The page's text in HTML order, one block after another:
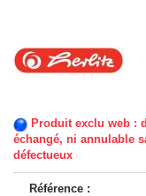
Produit exclu web :
échangé, ni annulable
défectueux
Référence :